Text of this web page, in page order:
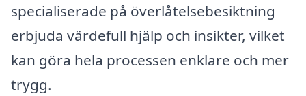
specialiserade på överlåtelsebesiktning
erbjuda värdefull hjälp och insikter, vilket
kan göra hela processen enklare och mer
trygg.